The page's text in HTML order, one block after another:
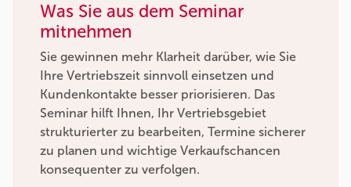
Was Sie aus dem Seminar
mitnehmen
Sie gewinnen mehr Klarheit darüber, wie Sie
Ihre Vertriebszeit sinnvoll einsetzen und
Kundenkontakte besser priorisieren. Das
Seminar hilft Ihnen, Ihr Vertriebsgebiet
strukturierter zu bearbeiten, Termine sicherer
zu planen und wichtige Verkaufschancen
konsequenter zu verfolgen.